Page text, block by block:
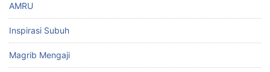
AMRU
Inspirasi Subuh
Magrib Mengaji